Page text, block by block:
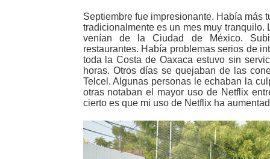
Septiembre fue impresionante. Había más
tradicionalmente es un mes muy tranquilo.
venían de la Ciudad de México.
restaurantes. Había problemas serios de
toda la Costa de Oaxaca estuvo sin
horas. Otros días se quejaban de las
Telcel. Algunas personas le echaban la
otras notaban el mayor uso de Netflix
cierto es que mi uso de Netflix ha